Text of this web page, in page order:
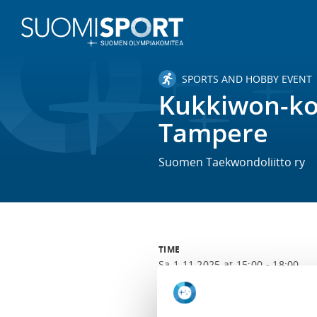
SPORTS AND HOBBY EVENT
Kukkiwon-
Tampere
Suomen Taekwondoliitto ry
TIME
Sa 1.11.2025 at 15:00 - 18:00
LOCATION